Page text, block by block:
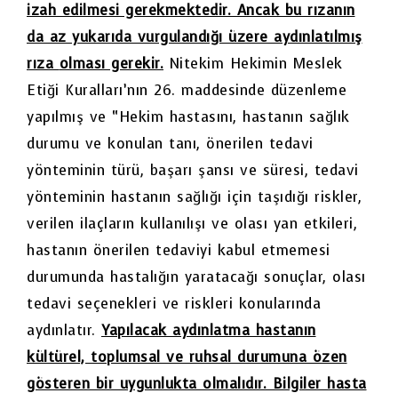
izah edilmesi gerekmektedir. Ancak bu rızanın
da az yukarıda vurgulandığı üzere aydınlatılmış
rıza olması gerekir. Nitekim Hekimin Meslek
Etiği Kuralları’nın 26. maddesinde düzenleme
yapılmış ve “Hekim hastasını, hastanın sağlık
durumu ve konulan tanı, önerilen tedavi
yönteminin türü, başarı şansı ve süresi, tedavi
yönteminin hastanın sağlığı için taşıdığı riskler,
verilen ilaçların kullanılışı ve olası yan etkileri,
hastanın önerilen tedaviyi kabul etmemesi
durumunda hastalığın yaratacağı sonuçlar, olası
tedavi seçenekleri ve riskleri konularında
aydınlatır. Yapılacak aydınlatma hastanın
kültürel, toplumsal ve ruhsal durumuna özen
gösteren bir uygunlukta olmalıdır. Bilgiler hasta